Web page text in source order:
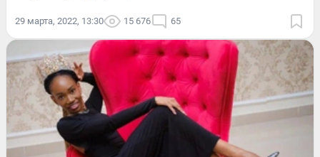
29 марта, 2022, 13:30 15 676 65